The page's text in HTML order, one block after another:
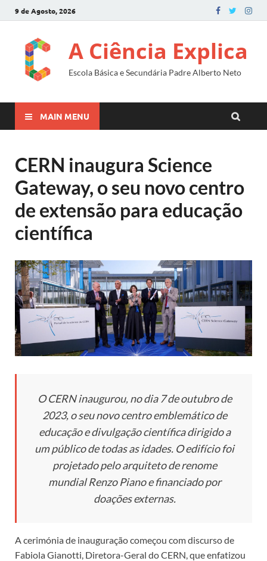
9 de Agosto, 2026
A Ciência Explica
Escola Básica e Secundária Padre Alberto Neto
MAIN MENU
CERN inaugura Science
Gateway, o seu novo centro
de extensão para educação
científica
O CERN inaugurou, no dia 7 de outubro de
2023, o seu novo centro emblemático de
educação e divulgação científica dirigido a
um público de todas as idades. O edifício foi
projetado pelo arquiteto de renome
mundial Renzo Piano e financiado por
doações externas.
A cerimónia de inauguração começou com discurso de
Fabiola Gianotti, Diretora-Geral do CERN, que enfatizou